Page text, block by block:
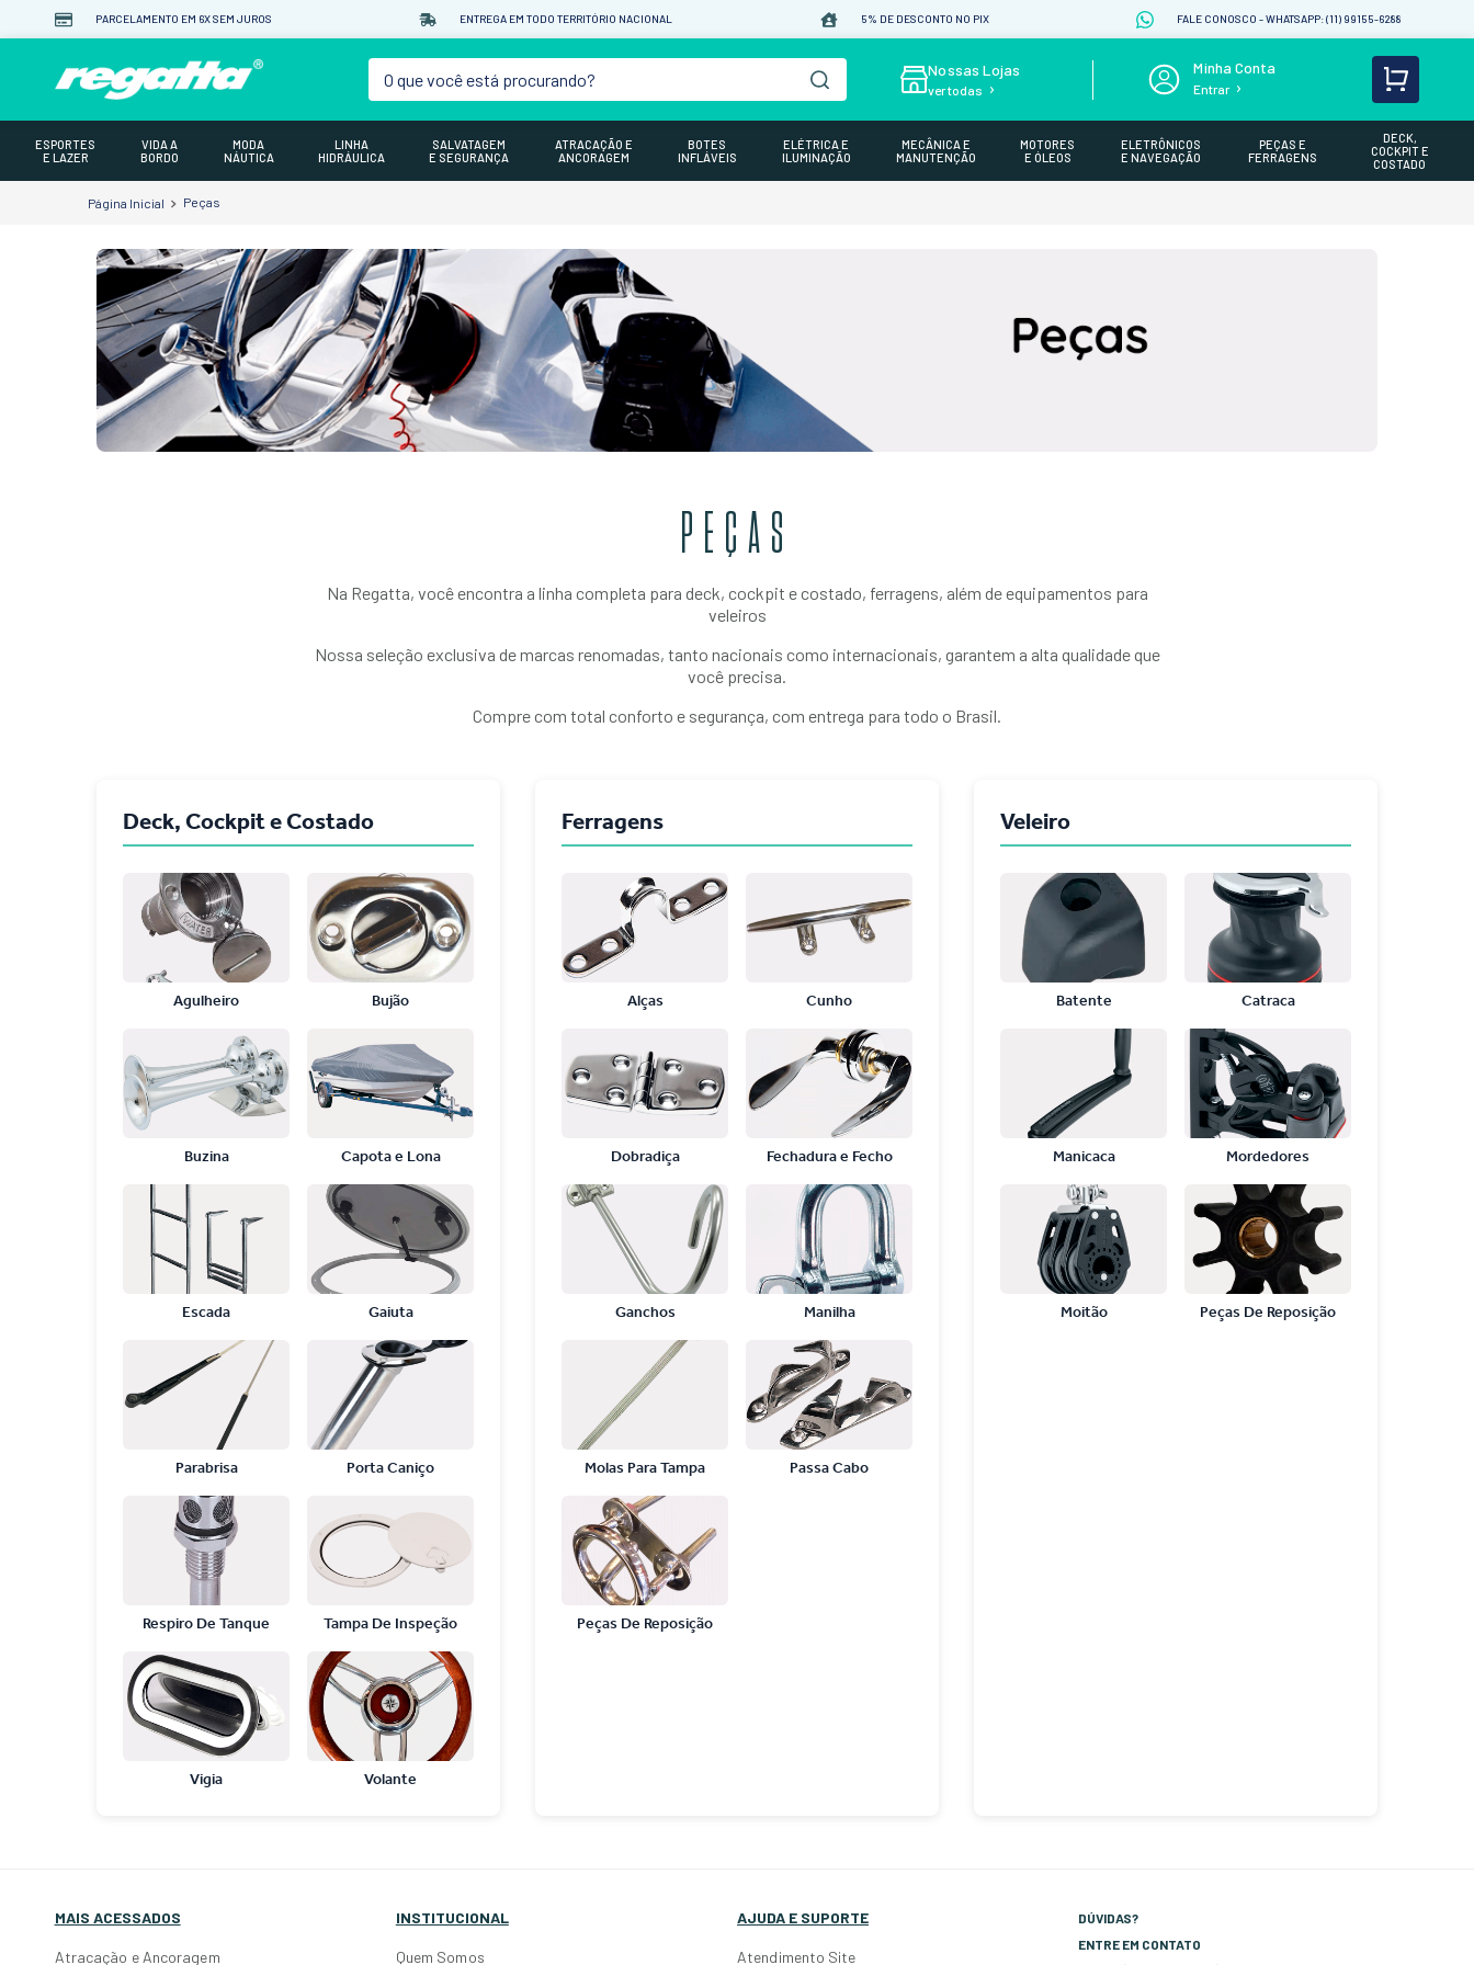
PARCELAMENTO EM 6X SEM JUROS ENTREGA EM TODO TERRITÓRIO NACIONAL 5% DE DESCONTO NO PIX FALE CONOSCO - WHATSAPP: (11) 99155-6288
O que você está procurando? Nossas Lojas
ver todas Entrar
ESPORTES
E LAZER
VIDA A
BORDO
MODA
NÁUTICA
LINHA
HIDRÁULICA
SALVATAGEM
E SEGURANÇA
ATRACAÇÃO E
ANCORAGEM
BOTES
INFLÁVEIS
ELÉTRICA E
ILUMINAÇÃO
MECÂNICA E
MANUTENÇÃO
MOTORES
E ÓLEOS
ELETRÔNICOS
E NAVEGAÇÃO
PEÇAS E
FERRAGENS
DECK,
COCKPIT E
COSTADO
Peças
PEÇAS
Na Regatta, você encontra a linha completa para deck, cockpit e costado, ferragens, além de equipamentos para
veleiros
Nossa seleção exclusiva de marcas renomadas, tanto nacionais como internacionais, garantem a alta qualidade que
você precisa.
Compre com total conforto e segurança, com entrega para todo o Brasil.
Deck, Cockpit e Costado
Agulheiro Bujão
Buzina Capota e Lona
Escada Gaiuta
Parabrisa Porta Caniço
Respiro De Tanque Tampa De Inspeção
Vigia Volante
Ferragens
Alças Cunho
Dobradiça Fechadura e Fecho
Ganchos Manilha
Molas Para Tampa Passa Cabo
Peças De Reposição
Veleiro
Batente Catraca
Manicaca Mordedores
Moitão Peças De Reposição
MAIS ACESSADOS
Atracação e Ancoragem
INSTITUCIONAL
Quem Somos
AJUDA E SUPORTE
Atendimento Site
DÚVIDAS?
ENTRE EM CONTATO